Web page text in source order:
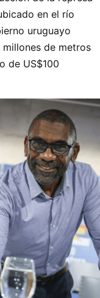
en el río
uruguayo
de metros
de US$100